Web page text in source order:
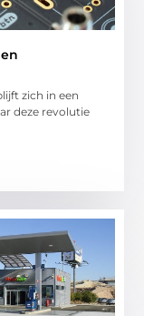
zich in een
deze revolutie